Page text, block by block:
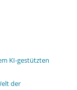
KI-gestützten
der